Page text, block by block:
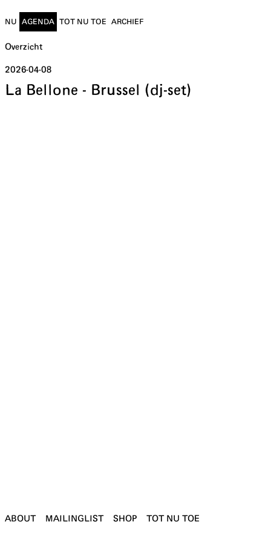
NU AGENDA TOT NU TOE ARCHIEF
ABOUT MAILINGLIST SHOP TOT NU TOE
Overzicht
2026-04-08
La Bellone - Brussel (dj-set)